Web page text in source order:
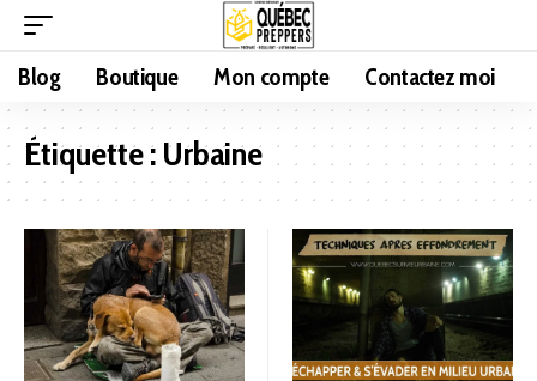
Blog Boutique Mon compte Contactez moi
Étiquette : Urbaine